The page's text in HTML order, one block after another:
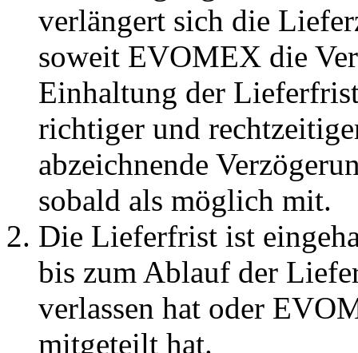
verlängert sich die
soweit EVOMEX die
Einhaltung der
richtiger und
abzeichnende
sobald als möglich mit.
Die Lieferfrist ist
bis zum Ablauf der
verlassen hat oder
mitgeteilt hat.